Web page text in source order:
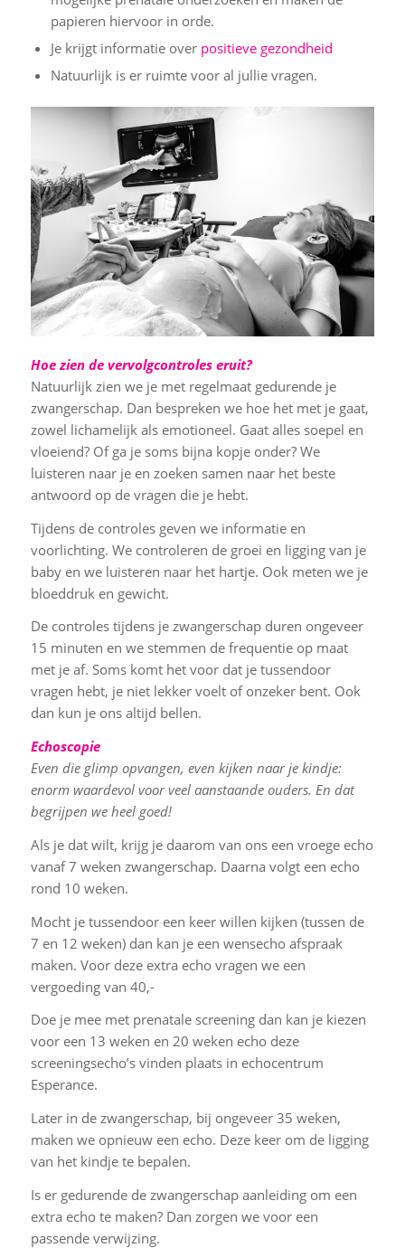
papieren hiervoor in orde.
Je krijgt informatie over positieve gezondheid
Natuurlijk is er ruimte voor al jullie vragen.
Hoe zien de vervolgcontroles eruit?
Natuurlijk zien we je met regelmaat gedurende je
zwangerschap. Dan bespreken we hoe het met je gaat,
zowel lichamelijk als emotioneel. Gaat alles soepel en
vloeiend? Of ga je soms bijna kopje onder? We
luisteren naar je en zoeken samen naar het beste
antwoord op de vragen die je hebt.
Tijdens de controles geven we informatie en
voorlichting. We controleren de groei en ligging van je
baby en we luisteren naar het hartje. Ook meten we je
bloeddruk en gewicht.
De controles tijdens je zwangerschap duren ongeveer
15 minuten en we stemmen de frequentie op maat
met je af. Soms komt het voor dat je tussendoor
vragen hebt, je niet lekker voelt of onzeker bent. Ook
dan kun je ons altijd bellen.
Echoscopie
Even die glimp opvangen, even kijken naar je kindje:
enorm waardevol voor veel aanstaande ouders. En dat
begrijpen we heel goed!
Als je dat wilt, krijg je daarom van ons een vroege echo
vanaf 7 weken zwangerschap. Daarna volgt een echo
rond 10 weken.
Mocht je tussendoor een keer willen kijken (tussen de
7 en 12 weken) dan kan je een wensecho afspraak
maken. Voor deze extra echo vragen we een
vergoeding van 40,-
Doe je mee met prenatale screening dan kan je kiezen
voor een 13 weken en 20 weken echo deze
screeningsecho’s vinden plaats in echocentrum
Esperance.
Later in de zwangerschap, bij ongeveer 35 weken,
maken we opnieuw een echo. Deze keer om de ligging
van het kindje te bepalen.
Is er gedurende de zwangerschap aanleiding om een
extra echo te maken? Dan zorgen we voor een
passende verwijzing.